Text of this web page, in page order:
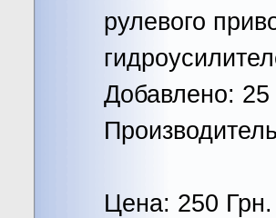
рулевого
Добавлено:
Цена: 250 Грн.